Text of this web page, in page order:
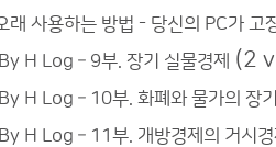
래 사용하는 방법 - 당신의 PC가 고
H Log – 9부. 장기 실물경제 (2
H Log – 10부. 화폐와 물가의 장
H Log – 11부. 개방경제의 거시